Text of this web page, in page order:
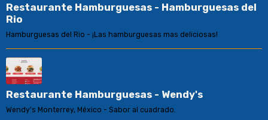
Restaurante Hamburguesas - Hamburguesas del
Rio
Hamburguesas del Rio - ¡Las hamburguesas mas deliciosas!
Restaurante Hamburguesas - Wendy's
Wendy's Monterrey, México - Sabor al cuadrado.